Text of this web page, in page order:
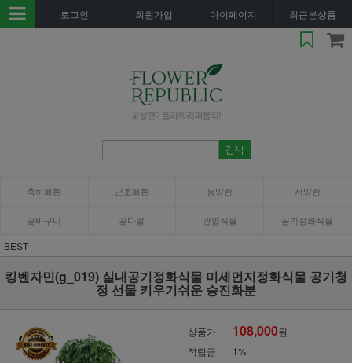
로그인 회원가입 마이페이지 최근본상품
축하화환 근조화환 동양란 서양란
꽃바구니 꽃다발 관엽식물 공기정화식물
BEST
킹벤자민(g_019) 실내공기정화식물 미세먼지정화식물 공기청
정 선물 키우기쉬운 승진화분
상품가 108,000원
적립금
1%